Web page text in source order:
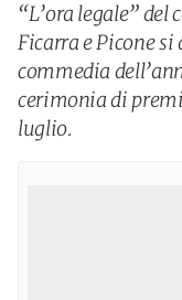
“L’ora legale” del
Ficarra e Picone
commedia
cerimonia di
luglio.